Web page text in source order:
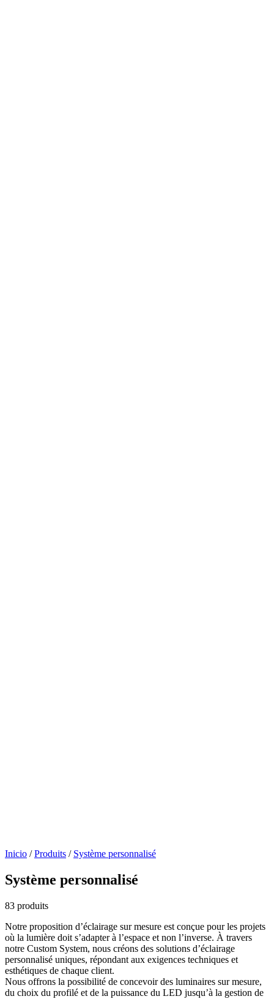
Inicio / Produits / Système personnalisé
Système personnalisé
83 produits
Notre proposition d’éclairage sur mesure est conçue pour les projets
où la lumière doit s’adapter à l’espace et non l’inverse. À travers
notre Custom System, nous créons des solutions d’éclairage
personnalisé uniques, répondant aux exigences techniques et
esthétiques de chaque client.
Nous offrons la possibilité de concevoir des luminaires sur mesure,
du choix du profilé et de la puissance du LED jusqu’à la gestion de